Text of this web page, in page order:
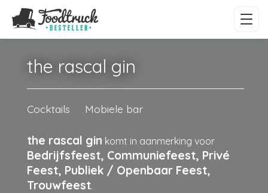
the rascal gin
Cocktails Mobiele bar
the rascal gin komt in aanmerking voor
Bedrijfsfeest, Communiefeest, Privé
Feest, Publiek / Openbaar Feest,
Trouwfeest.